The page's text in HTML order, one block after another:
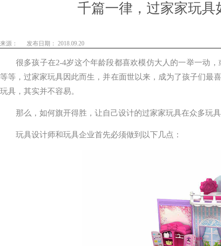
千篇一律，过家家玩
来源： 发布日期： 2018.09.20
很多孩子在2-4岁这个年龄段都喜欢模仿大人的一举一动，
等等，过家家玩具因此而生，并在面世以来，成为了孩子
玩具，其实并不容易。
那么，如何旗开得胜，让自己设计的过家家玩具在众多玩具
玩具设计师和玩具企业首先必须做到以下几点：